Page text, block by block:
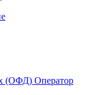
Оператор